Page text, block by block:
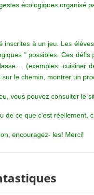
écologiques organisé
inscrites à un jeu. Les
" possibles. Ces
... (exemples: cuisiner
le chemin, montrer un
vous pouvez consulter le
de ce que c'est réellement,
encouragez- les! Merci!